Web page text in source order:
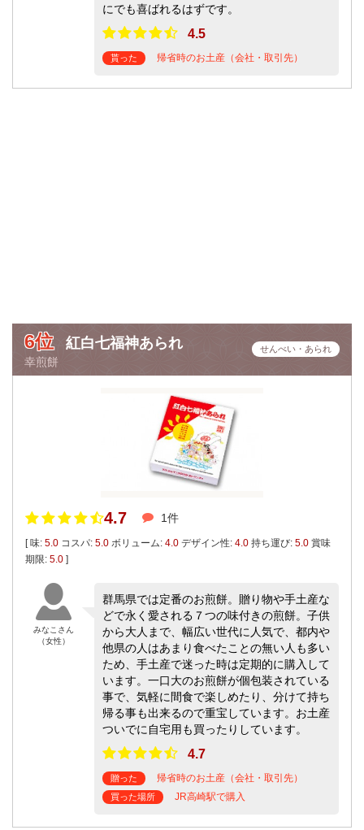
にでも喜ばれるはずです。
4.5
貰った 帰省時のお土産（会社・取引先）
6位 紅白七福神あられ
幸煎餅
せんべい・あられ
4.7 1件
[ 味: 5.0 コスパ: 5.0 ボリューム: 4.0 デザイン性: 4.0 持ち運び: 5.0 賞味
期限: 5.0 ]
みなこさん
（女性）
群馬県では定番のお煎餅。贈り物や手土産な
どで永く愛される７つの味付きの煎餅。子供
から大人まで、幅広い世代に人気で、都内や
他県の人はあまり食べたことの無い人も多い
ため、手土産で迷った時は定期的に購入して
います。一口大のお煎餅が個包装されている
事で、気軽に間食で楽しめたり、分けて持ち
帰る事も出来るので重宝しています。お土産
ついでに自宅用も買ったりしています。
4.7
贈った 帰省時のお土産（会社・取引先）
買った場所 JR高崎駅で購入